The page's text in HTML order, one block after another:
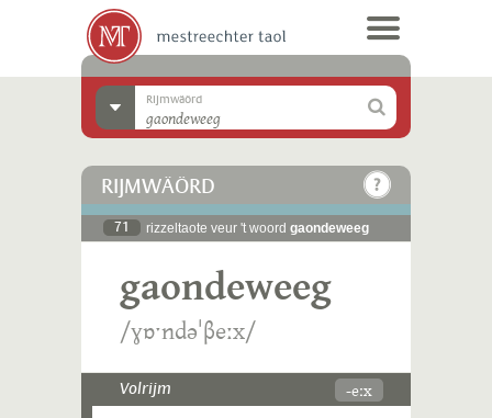
Rijmwäörd
RIJMWÄÖRD
71 rizzeltaote veur 't woord gaondeweeg
gaondeweeg
/ɣɒˑndəˈβeːx/
Volrijm -eːx